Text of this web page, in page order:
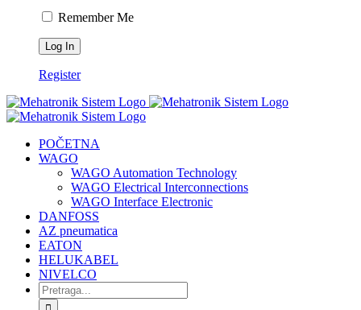
Remember Me
Register
POČETNA
WAGO
WAGO Automation Technology
WAGO Electrical Interconnections
WAGO Interface Electronic
DANFOSS
AZ pneumatica
EATON
HELUKABEL
NIVELCO
Search
for: